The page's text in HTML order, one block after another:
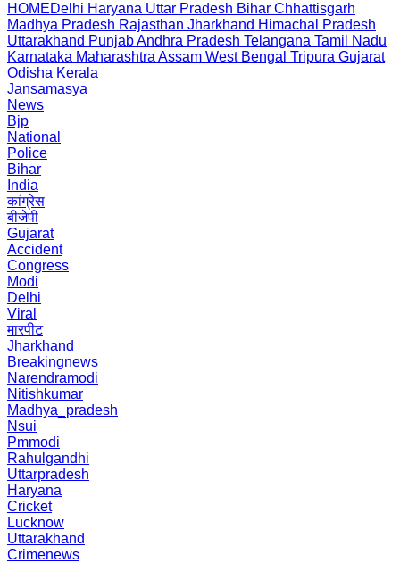
HOMEDelhi Haryana Uttar Pradesh Bihar Chhattisgarh
Madhya Pradesh Rajasthan Jharkhand Himachal Pradesh
Uttarakhand PunjabAndhra Pradesh Telangana Tamil Nadu
Karnataka Maharashtra Assam West Bengal Tripura Gujarat
Odisha Kerala
Jansamasya
News
Bjp
National
Police
Bihar
India
कांग्रेस
बीजेपी
Gujarat
Accident
Congress
Modi
Delhi
Viral
मारपीट
Jharkhand
Breakingnews
Narendramodi
Nitishkumar
Madhya_pradesh
Nsui
Pmmodi
Rahulgandhi
Uttarpradesh
Haryana
Cricket
Lucknow
Uttarakhand
Crimenews